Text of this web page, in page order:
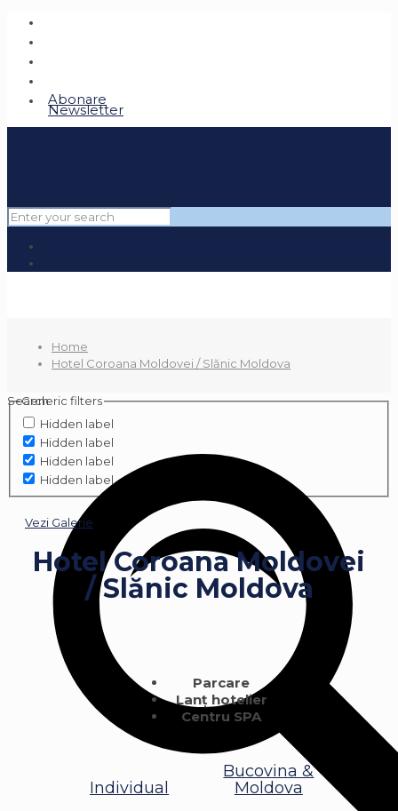
Abonare
Newsletter
Home
Hotel Coroana Moldovei / Slănic Moldova
Search
Generic filters
Hidden label
Hidden label
Hidden label
Hidden label
Vezi Galerie
Hotel Coroana Moldovei
/ Slănic Moldova
Parcare
Lanț hotelier
Centru SPA
Individual
Bucovina &
Moldova